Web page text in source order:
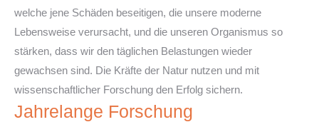
welche jene Schäden beseitigen, die unsere moderne
Lebensweise verursacht, und die unseren Organismus so
stärken, dass wir den täglichen Belastungen wieder
gewachsen sind. Die Kräfte der Natur nutzen und mit
wissenschaftlicher Forschung den Erfolg sichern.
Jahrelange Forschung